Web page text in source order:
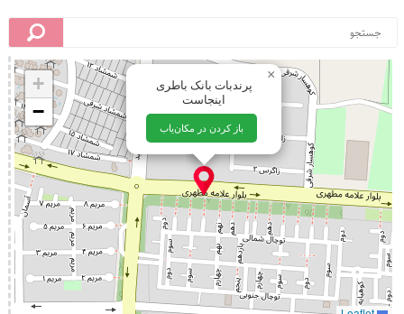
پرندبات بانک باطری
اینجاست
باز کردن در مکان‌یاب
×
+
−